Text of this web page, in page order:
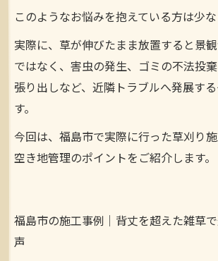
このようなお悩みを抱えている方は少な
実際に、草が伸びたまま放置すると景
ではなく、害虫の発生、ゴミの不法投
張り出しなど、近隣トラブルへ発展す
す。
今回は、福島市で実際に行った草刈り施
空き地管理のポイントをご紹介します。
福島市の施工事例｜背丈を超えた雑草
声